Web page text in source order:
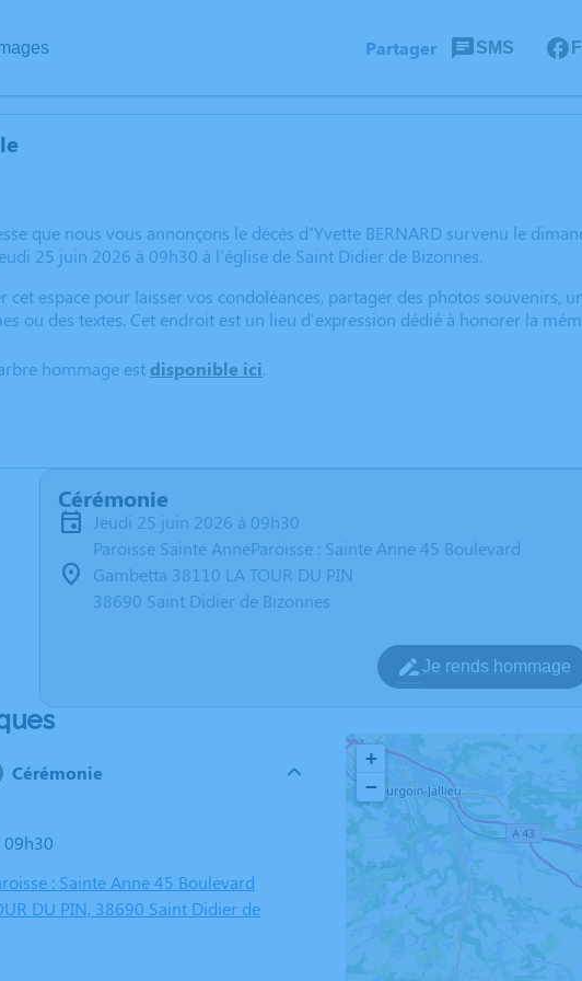
Partager SMS
que nous vous annonçons le décès d’Yvette BERNARD survenu le
25 juin 2026 à 09h30 à l'église de Saint Didier de Bizonnes.
espace pour laisser vos condoléances, partager des photos souvenirs,
ou des textes. Cet endroit est un lieu d'expression dédié à honorer la
hommage est disponible ici.
Cérémonie
jeudi 25 juin 2026 à 09h30
Paroisse Sainte AnneParoisse : Sainte Anne 45 Boulevard
Gambetta 38110 LA TOUR DU PIN
38690 Saint Didier de Bizonnes
Je rends hommage
Cérémonie
09h30
: Sainte Anne 45 Boulevard
DU PIN, 38690 Saint Didier de
+
−